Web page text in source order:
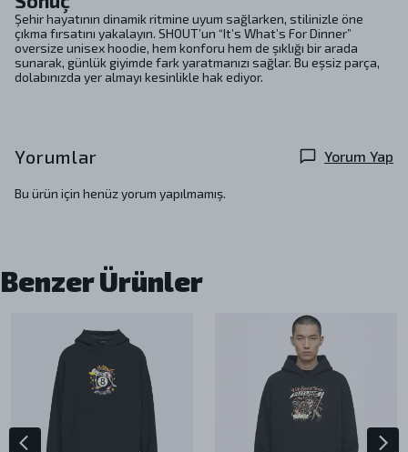
Şehir hayatının dinamik ritmine uyum sağlarken, stilinizle öne
çıkma fırsatını yakalayın. SHOUT’un “It’s What’s For Dinner”
oversize unisex hoodie, hem konforu hem de şıklığı bir arada
sunarak, günlük giyimde fark yaratmanızı sağlar. Bu eşsiz parça,
dolabınızda yer almayı kesinlikle hak ediyor.
Yorumlar Yorum Yap
Bu ürün için henüz yorum yapılmamış.
Benzer Ürünler